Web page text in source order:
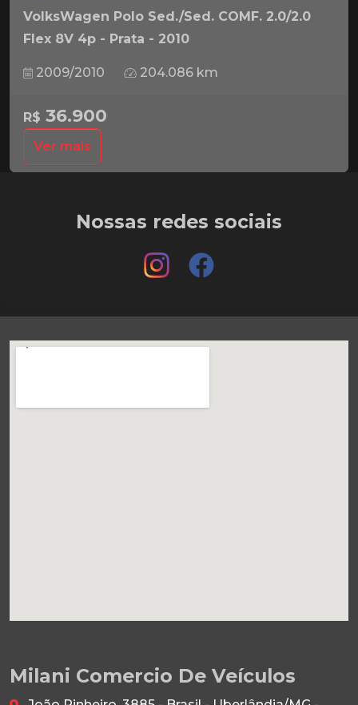
VolksWagen Polo Sed./Sed. COMF. 2.0/2.0
Flex 8V 4p - Prata - 2010
2009/2010 204.086 km
R$ 36.900
Ver mais
Nossas redes sociais
Milani Comercio De Veículos